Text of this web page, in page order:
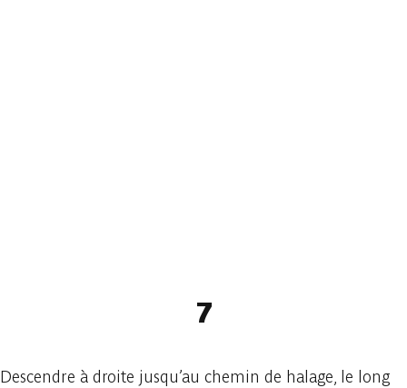
7
Descendre à droite jusqu’au chemin de halage, le long